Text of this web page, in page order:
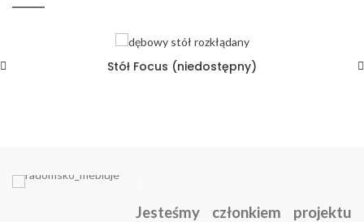
Stół Focus (niedostępny)
Jesteśmy członkiem projektu